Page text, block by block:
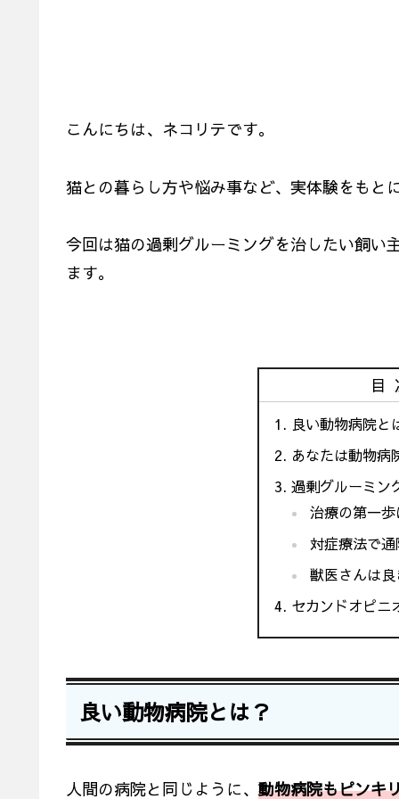
こんにちは、ネコリテです。
猫との暮らし方や悩み事など、実体験をもと
今回は猫の過剰グルーミングを治したい飼い
ます。
良い動物病院と
あなたは動物病
過剰グルーミン
治療の第一
対症療法で
獣医さんは
セカンドオピニ
良い動物病院とは？
人間の病院と同じように、動物病院もピンキ